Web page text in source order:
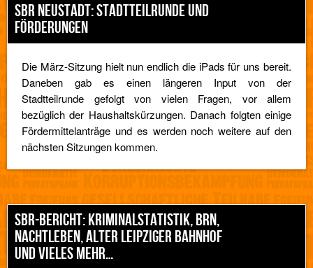
SBR NEUSTADT: STADTTEILRUNDE UND
FÖRDERUNGEN
Die März-Sitzung hielt nun endlich die iPads für uns bereit.
Daneben gab es einen längeren Input von der
Stadtteilrunde gefolgt von vielen Fragen, vor allem
bezüglich der Haushaltskürzungen. Danach folgten einige
Fördermittelanträge und es werden noch weitere auf den
nächsten Sitzungen kommen.
SBR-BERICHT: KRIMINALSTATISTIK, BRN,
NACHTLEBEN, ALTER LEIPZIGER BAHNHOF
UND VIELES MEHR…